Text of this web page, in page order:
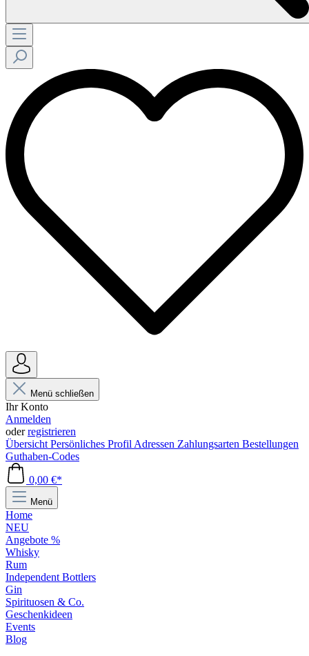
Menü schließen
Ihr Konto
Anmelden
oderregistrieren
Übersicht Persönliches Profil Adressen Zahlungsarten Bestellungen
Guthaben-Codes
0,00 €*
Menü
Home
NEU
Angebote %
Whisky
Rum
Independent Bottlers
Gin
Spirituosen & Co.
Geschenkideen
Events
Blog